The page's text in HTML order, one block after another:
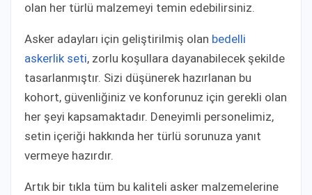
olan her türlü malzemeyi temin edebilirsiniz.
Asker adayları için geliştirilmiş olan bedelli
askerlik seti, zorlu koşullara dayanabilecek şekilde
tasarlanmıştır. Sizi düşünerek hazırlanan bu
kohort, güvenliğiniz ve konforunuz için gerekli olan
her şeyi kapsamaktadır. Deneyimli personelimiz,
setin içeriği hakkında her türlü sorunuza yanıt
vermeye hazırdır.
Artık bir tıkla tüm bu kaliteli asker malzemelerine